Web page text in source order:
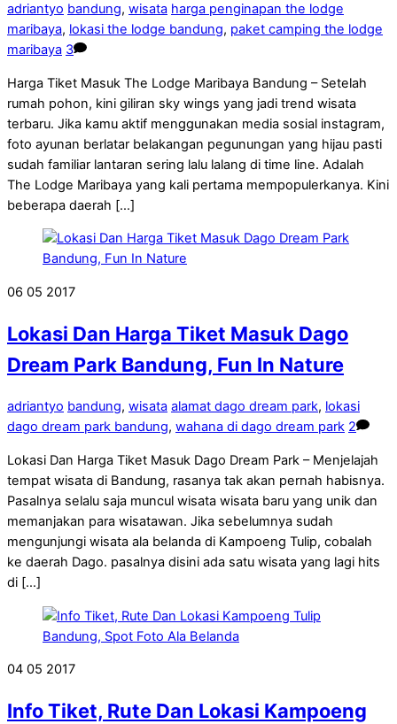
adriantyo bandung, wisata harga penginapan the lodge
maribaya, lokasi the lodge bandung, paket camping the lodge
maribaya 3
Harga Tiket Masuk The Lodge Maribaya Bandung – Setelah
rumah pohon, kini giliran sky wings yang jadi trend wisata
terbaru. Jika kamu aktif menggunakan media sosial instagram,
foto ayunan berlatar belakangan pegunungan yang hijau pasti
sudah familiar lantaran sering lalu lalang di time line. Adalah
The Lodge Maribaya yang kali pertama mempopulerkanya. Kini
beberapa daerah […]
06 05 2017
Lokasi Dan Harga Tiket Masuk Dago
Dream Park Bandung, Fun In Nature
adriantyo bandung, wisata alamat dago dream park, lokasi
dago dream park bandung, wahana di dago dream park 2
Lokasi Dan Harga Tiket Masuk Dago Dream Park – Menjelajah
tempat wisata di Bandung, rasanya tak akan pernah habisnya.
Pasalnya selalu saja muncul wisata wisata baru yang unik dan
memanjakan para wisatawan. Jika sebelumnya sudah
mengunjungi wisata ala belanda di Kampoeng Tulip, cobalah
ke daerah Dago. pasalnya disini ada satu wisata yang lagi hits
di […]
04 05 2017
Info Tiket, Rute Dan Lokasi Kampoeng